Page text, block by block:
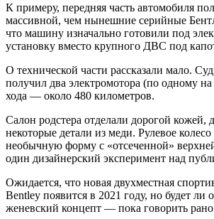
К примеру, передняя часть автомобиля
массивной, чем нынешние серийные
что машину изначально готовили под
установку вместо крупного ДВС под
О технической части рассказали мало.
получил два электромотора (по одному
хода — около 480 километров.
Салон родстера отделали дорогой кожей,
некоторые детали из меди. Рулевое
необычную форму с «отсеченной»
один дизайнерский эксперимент над
Ожидается, что новая двухместная
Bentley появится в 2021 году, но будет ли
женевский концепт — пока говорить